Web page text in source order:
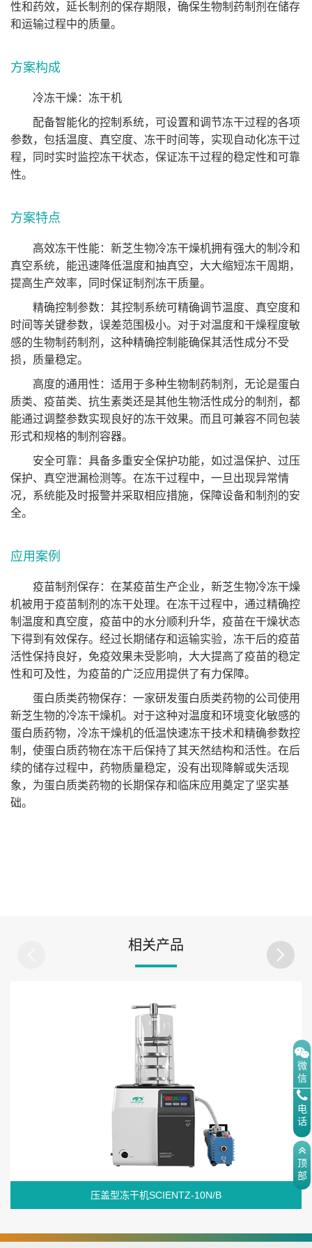
性和药效，延长制剂的保存期限，确保生物制药制剂在储存
和运输过程中的质量。
方案构成
冷冻干燥：冻干机
配备智能化的控制系统，可设置和调节冻干过程的各项
参数，包括温度、真空度、冻干时间等，实现自动化冻干过
程，同时实时监控冻干状态，保证冻干过程的稳定性和可靠
性。
方案特点
高效冻干性能：新芝生物冷冻干燥机拥有强大的制冷和
真空系统，能迅速降低温度和抽真空，大大缩短冻干周期，
提高生产效率，同时保证制剂冻干质量。
精确控制参数：其控制系统可精确调节温度、真空度和
时间等关键参数，误差范围极小。对于对温度和干燥程度敏
感的生物制药制剂，这种精确控制能确保其活性成分不受
损，质量稳定。
高度的通用性：适用于多种生物制药制剂，无论是蛋白
质类、疫苗类、抗生素类还是其他生物活性成分的制剂，都
能通过调整参数实现良好的冻干效果。而且可兼容不同包装
形式和规格的制剂容器。
安全可靠：具备多重安全保护功能，如过温保护、过压
保护、真空泄漏检测等。在冻干过程中，一旦出现异常情
况，系统能及时报警并采取相应措施，保障设备和制剂的安
全。
应用案例
疫苗制剂保存：在某疫苗生产企业，新芝生物冷冻干燥
机被用于疫苗制剂的冻干处理。在冻干过程中，通过精确控
制温度和真空度，疫苗中的水分顺利升华，疫苗在干燥状态
下得到有效保存。经过长期储存和运输实验，冻干后的疫苗
活性保持良好，免疫效果未受影响，大大提高了疫苗的稳定
性和可及性，为疫苗的广泛应用提供了有力保障。
蛋白质类药物保存：一家研发蛋白质类药物的公司使用
新芝生物的冷冻干燥机。对于这种对温度和环境变化敏感的
蛋白质药物，冷冻干燥机的低温快速冻干技术和精确参数控
制，使蛋白质药物在冻干后保持了其天然结构和活性。在后
续的储存过程中，药物质量稳定，没有出现降解或失活现
象，为蛋白质类药物的长期保存和临床应用奠定了坚实基
础。
相关产品
压盖型冻干机SCIENTZ-10N/B
微
信
电
话
顶
部